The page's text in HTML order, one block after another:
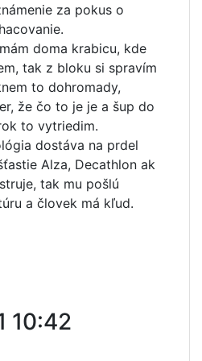
za pokus o
doma krabicu, kde
tak z bloku si spravím
to dohromady,
že čo to je je a šup do
to vytriedim.
dostáva na prdel
Alza, Decathlon ak
tak mu pošlú
a človek má kľud.
10:42